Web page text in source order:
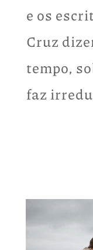
e os
Cruz
tempo,
faz